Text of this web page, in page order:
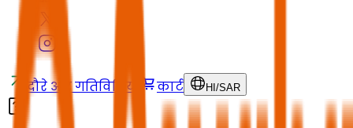
दौरे और गतिविधियाँ कार्ट HI /SAR